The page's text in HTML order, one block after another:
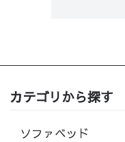
カテゴリから探す
ソファベッド